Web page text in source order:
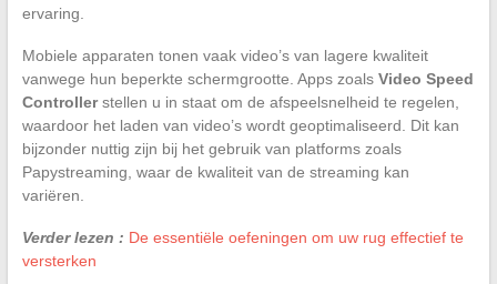
ervaring.
Mobiele apparaten tonen vaak video’s van lagere kwaliteit
vanwege hun beperkte schermgrootte. Apps zoals Video Speed
Controllerstellen u in staat om de afspeelsnelheid te regelen,
waardoor het laden van video’s wordt geoptimaliseerd. Dit kan
bijzonder nuttig zijn bij het gebruik van platforms zoals
Papystreaming, waar de kwaliteit van de streaming kan
variëren.
Verder lezen : De essentiële oefeningen om uw rug effectief te
versterken